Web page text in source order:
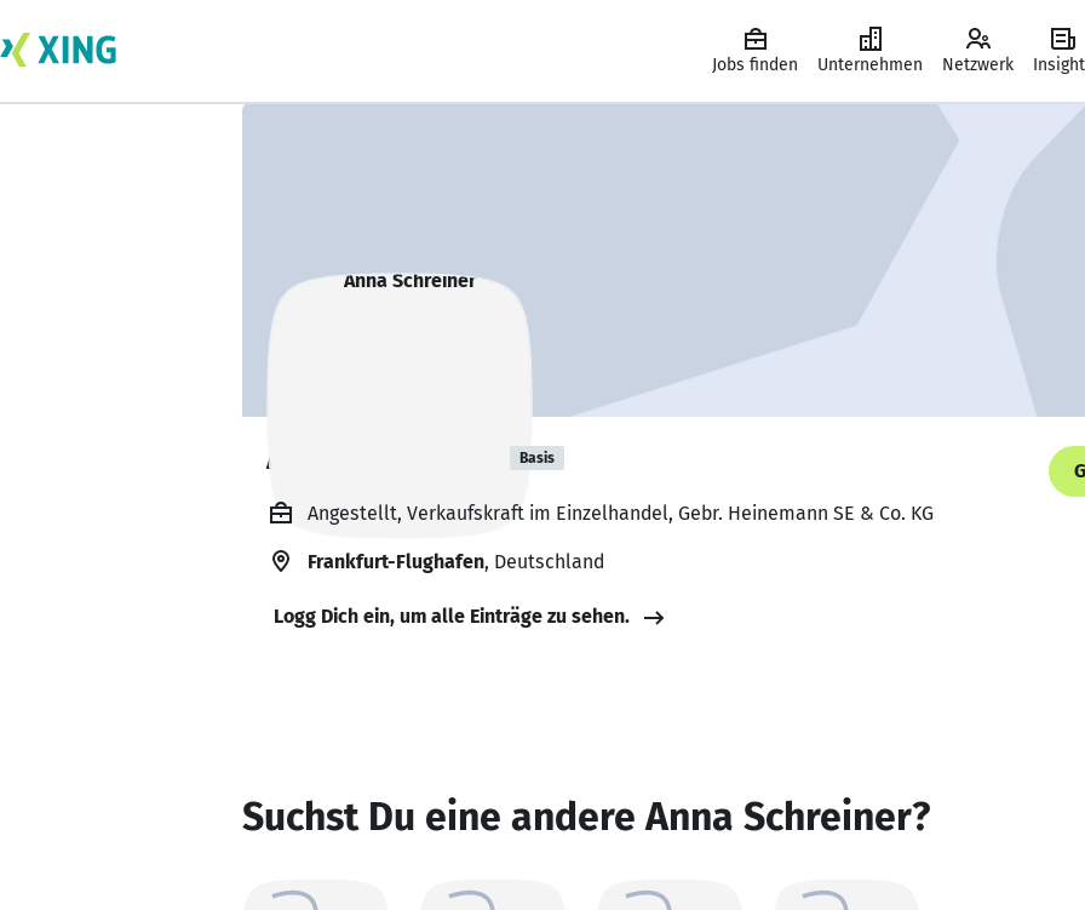
Jobs finden Unternehmen Netzwerk
Anna Schreiner Basis
Angestellt, Verkaufskraft im Einzelhandel, Gebr. Heinemann SE & Co. KG
Frankfurt-Flughafen, Deutschland
Logg Dich ein, um alle Einträge zu sehen.
Suchst Du eine andere Anna Schreiner?